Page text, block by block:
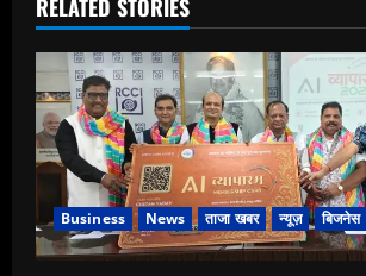
RELATED STORIES
Business News ताजा खबर न्यूज़ बिजनेस